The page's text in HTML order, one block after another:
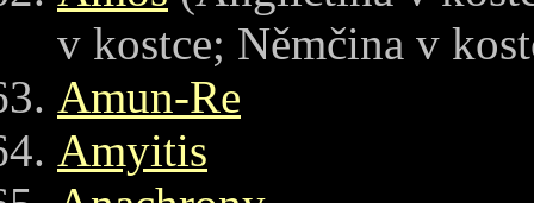
v kostce; Němčina v
Amun-Re
Amyitis